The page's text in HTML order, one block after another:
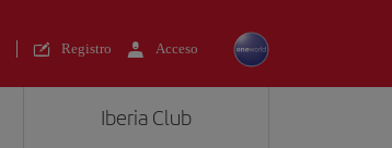
Registro Acceso
Iberia Club